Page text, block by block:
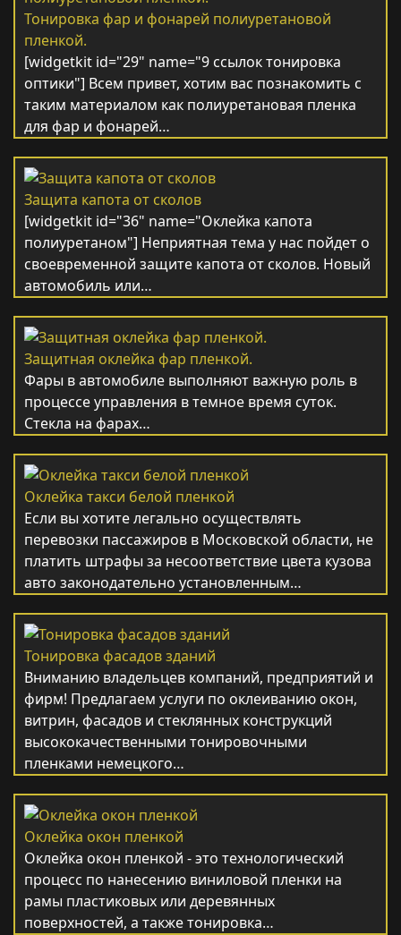
Тонировка фар и фонарей полиуретановой
пленкой.
[widgetkit id="29" name="9 ссылок тонировка
оптики"] Всем привет, хотим вас познакомить с
таким материалом как полиуретановая пленка
для фар и фонарей…
Защита капота от сколов
[widgetkit id="36" name="Оклейка капота
полиуретаном"] Неприятная тема у нас пойдет о
своевременной защите капота от сколов. Новый
автомобиль или…
Защитная оклейка фар пленкой.
Фары в автомобиле выполняют важную роль в
процессе управления в темное время суток.
Стекла на фарах…
Оклейка такси белой пленкой
Если вы хотите легально осуществлять
перевозки пассажиров в Московской области, не
платить штрафы за несоответствие цвета кузова
авто законодательно установленным…
Тонировка фасадов зданий
Вниманию владельцев компаний, предприятий и
фирм! Предлагаем услуги по оклеиванию окон,
витрин, фасадов и стеклянных конструкций
высококачественными тонировочными
пленками немецкого…
Оклейка окон пленкой
Оклейка окон пленкой - это технологический
процесс по нанесению виниловой пленки на
рамы пластиковых или деревянных
поверхностей, а также тонировка…